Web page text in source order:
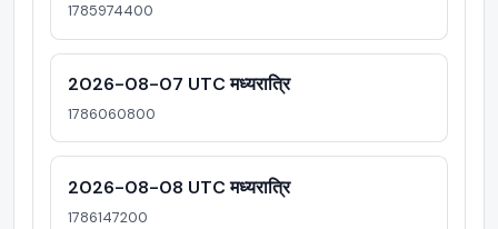
1785974400
2026-08-07 UTC मध्यरात्रि
1786060800
2026-08-08 UTC मध्यरात्रि
1786147200